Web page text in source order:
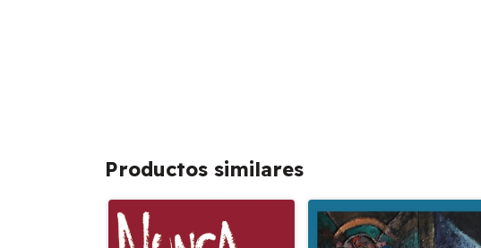
Productos similares